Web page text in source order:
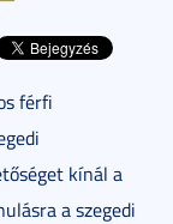
férfi
kínál a
a szegedi